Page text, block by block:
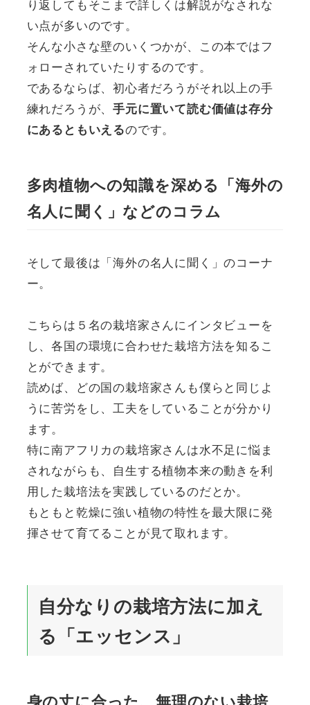
り返してもそこまで詳しくは解説がなされな
い点が多いのです。
そんな小さな壁のいくつかが、この本ではフ
ォローされていたりするのです。
であるならば、初心者だろうがそれ以上の手
練れだろうが、手元に置いて読む価値は存分
にあるともいえるのです。
多肉植物への知識を深める「海外の
名人に聞く」などのコラム
そして最後は「海外の名人に聞く」のコーナ
ー。
こちらは５名の栽培家さんにインタビューを
し、各国の環境に合わせた栽培方法を知るこ
とができます。
読めば、どの国の栽培家さんも僕らと同じよ
うに苦労をし、工夫をしていることが分かり
ます。
特に南アフリカの栽培家さんは水不足に悩ま
されながらも、自生する植物本来の動きを利
用した栽培法を実践しているのだとか。
もともと乾燥に強い植物の特性を最大限に発
揮させて育てることが見て取れます。
自分なりの栽培方法に加え
る「エッセンス」
身の丈に合った、無理のない栽培